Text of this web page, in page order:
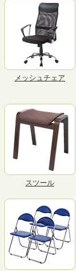
メッシュチェア
スツール